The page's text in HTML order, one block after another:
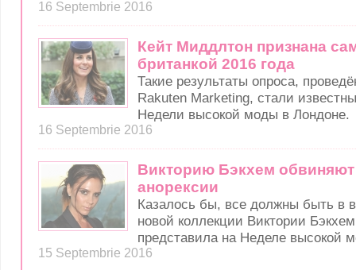
16 Septembrie 2016
Кейт Миддлтон признана
британкой 2016 года
Такие результаты опроса,
Rakuten Marketing, стали
Недели высокой моды в Лондоне.
16 Septembrie 2016
Викторию Бэкхем обвиняют
анорексии
Казалось бы, все должны быть в
новой коллекции Виктории
представила на Неделе высокой
15 Septembrie 2016